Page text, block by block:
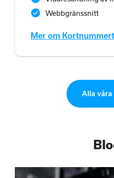
Webbgränssnitt
Mer om
Alla våra